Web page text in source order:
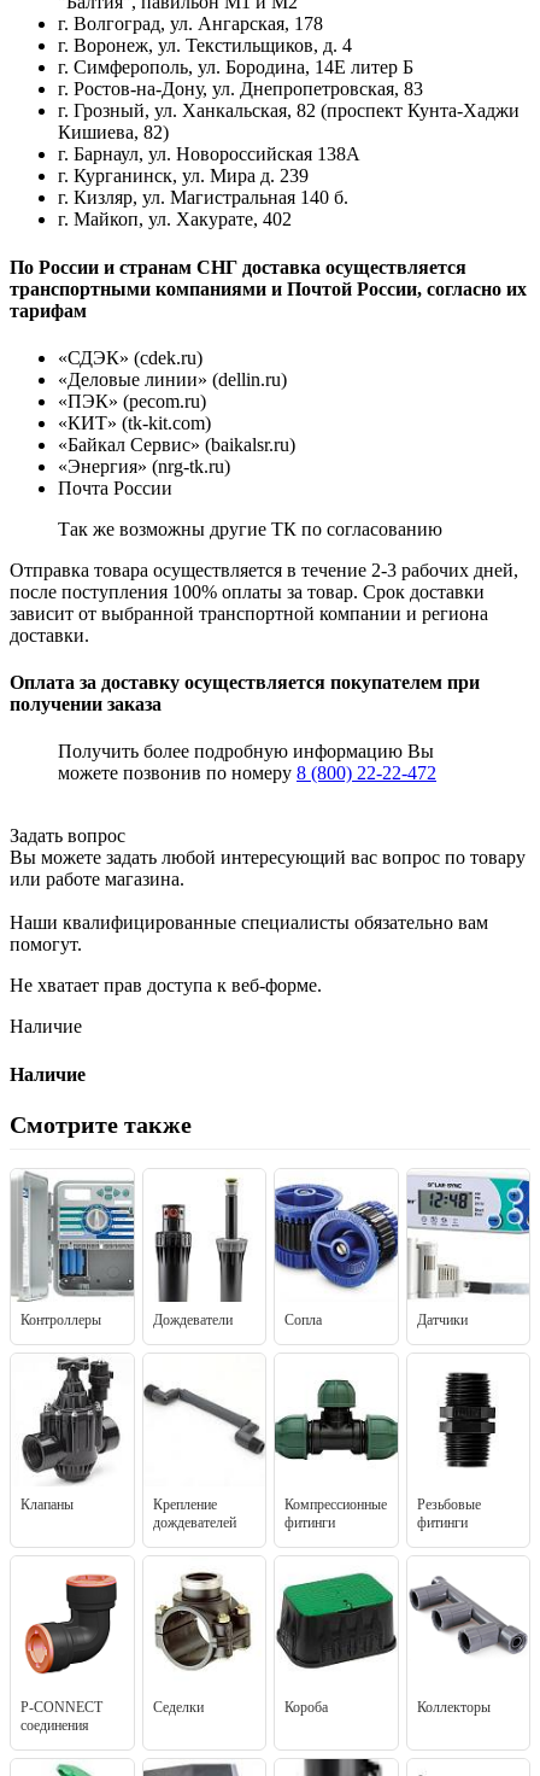
г. Волгоград, ул. Ангарская, 178
г. Воронеж, ул. Текстильщиков, д. 4
г. Симферополь, ул. Бородина, 14Е литер Б
г. Ростов-на-Дону, ул. Днепропетровская, 83
г. Грозный, ул. Ханкальская, 82 (проспект Кунта-Хаджи
Кишиева, 82)
г. Барнаул, ул. Новороссийская 138А
г. Курганинск, ул. Мира д. 239
г. Кизляр, ул. Магистральная 140 б.
г. Майкоп, ул. Хакурате, 402
По России и странам СНГ доставка осуществляется
транспортными компаниями и Почтой России, согласно их
тарифам
«СДЭК» (cdek.ru)
«Деловые линии» (dellin.ru)
«ПЭК» (pecom.ru)
«КИТ» (tk-kit.com)
«Байкал Сервис» (baikalsr.ru)
«Энергия» (nrg-tk.ru)
Почта России
Так же возможны другие ТК по согласованию
Отправка товара осуществляется в течение 2-3 рабочих дней,
после поступления 100% оплаты за товар. Срок доставки
зависит от выбранной транспортной компании и региона
доставки.
Оплата за доставку осуществляется покупателем при
получении заказа
Получить более подробную информацию Вы
можете позвонив по номеру 8 (800) 22-22-472
Задать вопрос
Вы можете задать любой интересующий вас вопрос по товару
или работе магазина.
Наши квалифицированные специалисты обязательно вам
помогут.
Не хватает прав доступа к веб-форме.
Наличие
Наличие
Смотрите также
Контроллеры Дождеватели Сопла Датчики
Клапаны
Крепление
дождевателей
Компрессионные
фитинги
Резьбовые
фитинги
P-CONNECT
соединения
Седелки Короба Коллекторы